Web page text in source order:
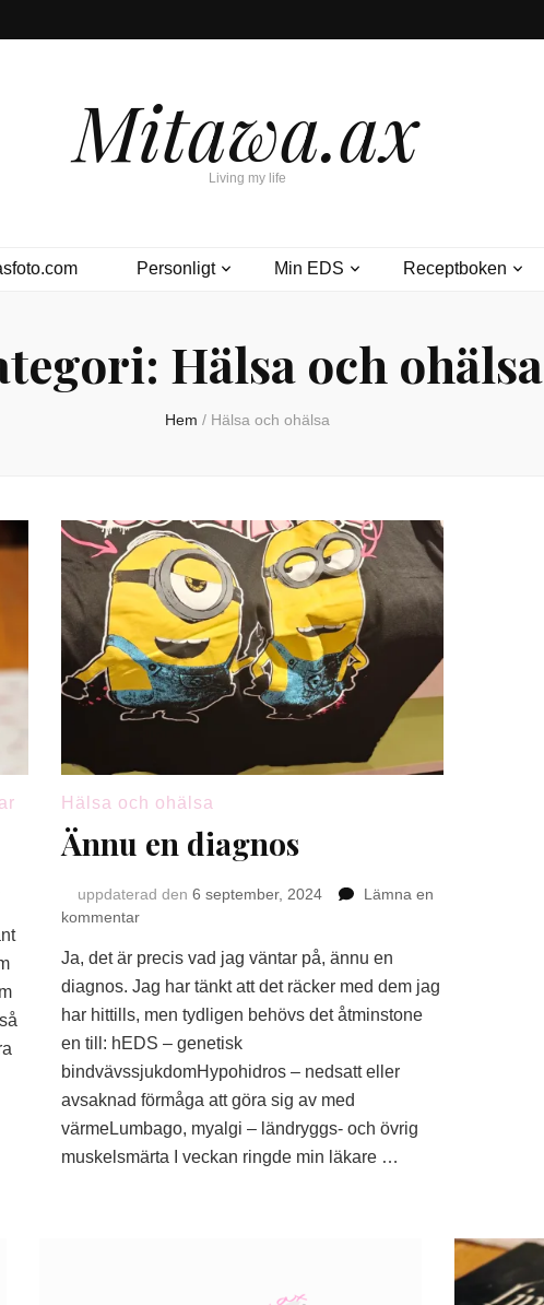
Mitawa.ax
Living my life
Personligt Min EDS Receptboken
Hälsa och ohälsa
Hem / Hälsa och ohälsa
på
kärlek
och
bråk
Hälsa och ohälsa
Ännu en diagnos
uppdaterad den 6 september, 2024
Lämna en
kommentarpå
en
diagnos
Ja, det är precis vad jag väntar på, ännu en
diagnos. Jag har tänkt att det räcker med dem jag
har hittills, men tydligen behövs det åtminstone
en till: hEDS – genetisk
bindvävssjukdomHypohidros – nedsatt eller
avsaknad förmåga att göra sig av med
värmeLumbago, myalgi – ländryggs- och övrig
muskelsmärta I veckan ringde min läkare …